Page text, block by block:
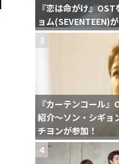
『恋は命がけ』
ョム(SEVENTEEN)
3
『カーテンコール
紹介〜ソン・シギョ
チヨンが参加！
4